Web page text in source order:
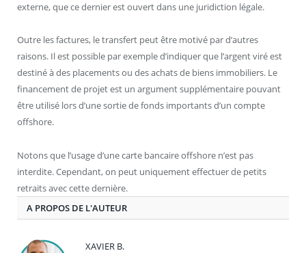
externe, que ce dernier est ouvert dans une juridiction légale.
Outre les factures, le transfert peut être motivé par d’autres
raisons. Il est possible par exemple d’indiquer que l’argent viré est
destiné à des placements ou des achats de biens immobiliers. Le
financement de projet est un argument supplémentaire pouvant
être utilisé lors d’une sortie de fonds importants d’un compte
offshore.
Notons que l’usage d’une carte bancaire offshore n’est pas
interdite. Cependant, on peut uniquement effectuer de petits
retraits avec cette dernière.
A PROPOS DE L'AUTEUR
XAVIER B.